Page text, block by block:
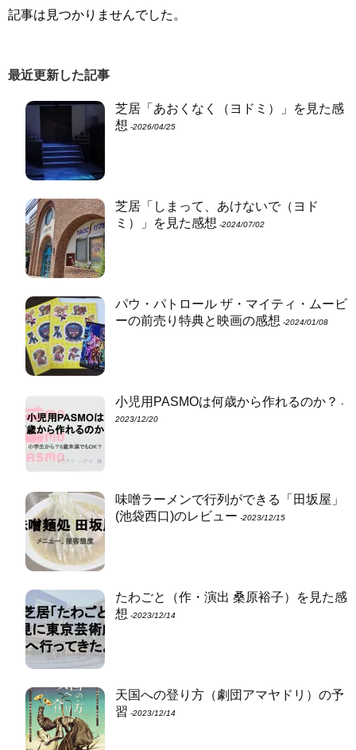
記事は見つかりませんでした。
最近更新した記事
芝居「あおくなく（ヨドミ）」を見た感
想 ‐2026/04/25
芝居「しまって、あけないで（ヨド
ミ）」を見た感想 ‐2024/07/02
パウ・パトロール ザ・マイティ・ムービ
ーの前売り特典と映画の感想 ‐2024/01/08
小児用PASMOは何歳から作れるのか？
‐
2023/12/20
味噌ラーメンで行列ができる「田坂屋」
(池袋西口)のレビュー ‐2023/12/15
たわごと（作・演出 桑原裕子）を見た感
想 ‐2023/12/14
天国への登り方（劇団アマヤドリ）の予
習 ‐2023/12/14